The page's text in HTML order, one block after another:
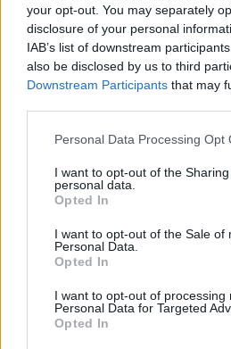
your opt-out. You may separately
disclosure of your personal
IAB’s list of downstream
also be disclosed by us to third
Downstream Participants that may
Personal Data Processing Opt
I want to opt-out of the
personal data.
Opted In
I want to opt-out of the Sale of
Personal Data.
Opted In
I want to opt-out of processing
Personal Data for Targeted
Opted In